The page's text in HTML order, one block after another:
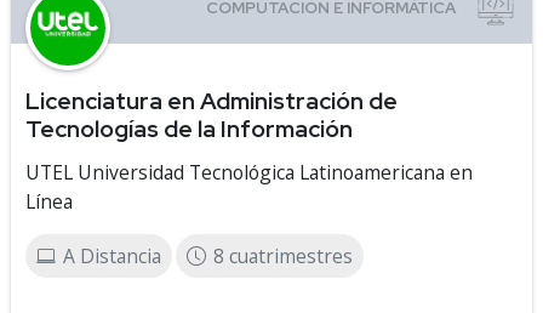
Licenciatura en Administración de
Tecnologías de la Información
UTEL Universidad Tecnológica Latinoamericana en
Línea
A Distancia 8 cuatrimestres